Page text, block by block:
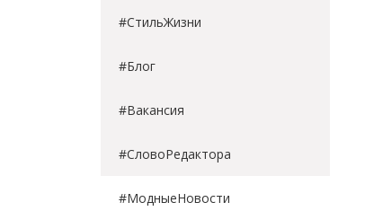
#СтильЖизни
#Блог
#Вакансия
#СловоРедактора
#МодныеНовости